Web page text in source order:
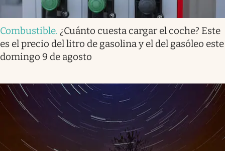
Combustible. ¿Cuánto cuesta cargar el coche? Este
es el precio del litro de gasolina y el del gasóleo este
domingo 9 de agosto